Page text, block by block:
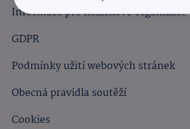
Informace pro neziskové organizace
GDPR
Podmínky užití webových stránek
Obecná pravidla soutěží
Cookies